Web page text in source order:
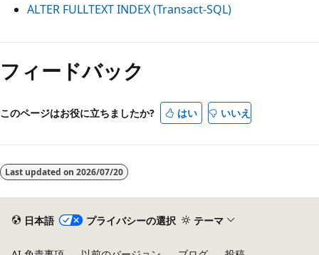
ALTER FULLTEXT INDEX (Transact-SQL)
フィードバック
このページはお役に立ちましたか? はい いいえ
Last updated on 2026/07/20
日本語 プライバシーの選択 テーマ